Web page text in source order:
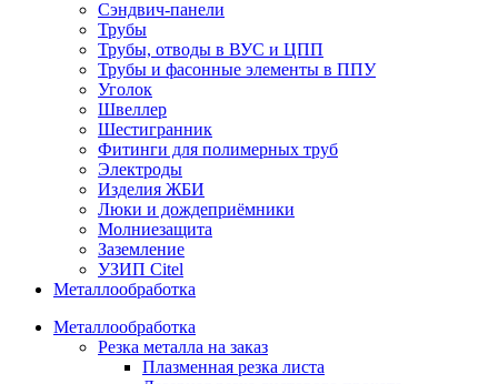
Сэндвич-панели
Трубы
Трубы, отводы в ВУС и ЦПП
Трубы и фасонные элементы в ППУ
Уголок
Швеллер
Шестигранник
Фитинги для полимерных труб
Электроды
Изделия ЖБИ
Люки и дождеприёмники
Молниезащита
Заземление
УЗИП Citel
Металлообработка
Металлообработка
Резка металла на заказ
Плазменная резка листа